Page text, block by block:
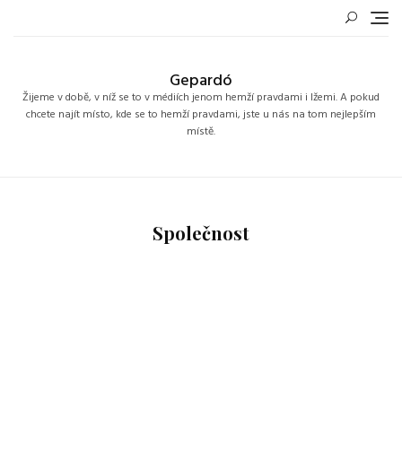
Gepardó
Žijeme v době, v níž se to v médiích jenom hemží pravdami i lžemi. A pokud
chcete najít místo, kde se to hemží pravdami, jste u nás na tom nejlepším
místě.
Společnost